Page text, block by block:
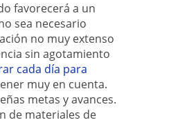
favorecerá a un
sea necesario
no muy extenso
sin agotamiento
cada día para
muy en cuenta.
metas y avances.
de materiales de